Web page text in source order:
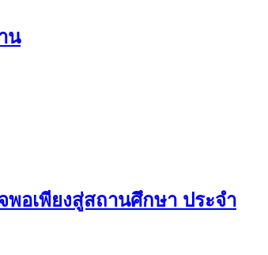
น
อเพียงสู่สถานศึกษา ประจำ